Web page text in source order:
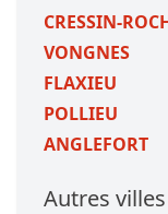
CRESSIN-
VONGNES
FLAXIEU
POLLIEU
ANGLEFORT
Autres villes